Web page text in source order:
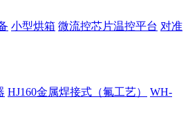
小型烘箱 微流控芯片温控平台 对准
HJ160金属焊接式（氟工艺）
WH-